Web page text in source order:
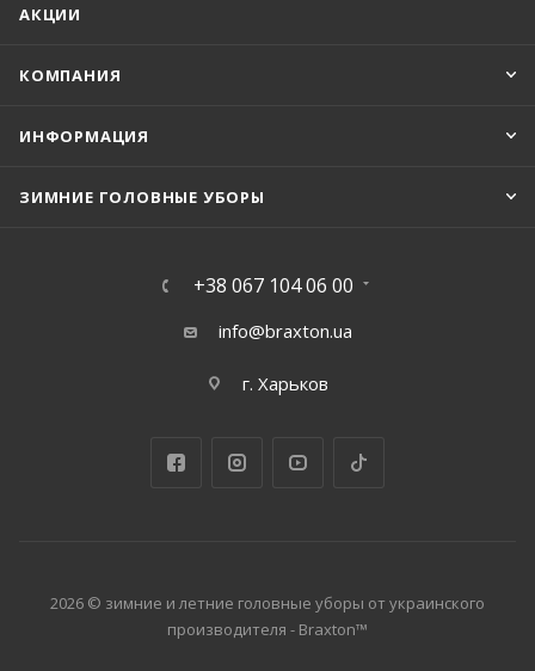
АКЦИИ
КОМПАНИЯ
ИНФОРМАЦИЯ
ЗИМНИЕ ГОЛОВНЫЕ УБОРЫ
+38 067 104 06 00
info@braxton.ua
г. Харьков
2026 © зимние и летние головные уборы от украинского
производителя - Braxton™